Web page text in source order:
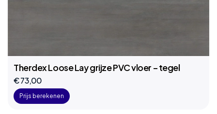
Therdex Loose Lay grijze PVC vloer – tegel
€ 73,00
Prijs berekenen